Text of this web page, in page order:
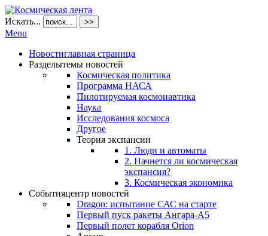
Искать... >>
Menu
Новостиглавная страница
Разделытемы новостей
Космическая политика
Программа НАСА
Пилотируемая космонавтика
Наука
Исследования космоса
Другое
Теория экспансии
1. Люди и автоматы
2. Начнется ли космическая
экспансия?
3. Космическая экономика
Событияцентр новостей
Dragon: испытание САС на старте
Первый пуск ракеты Ангара-А5
Первый полет корабля Orion